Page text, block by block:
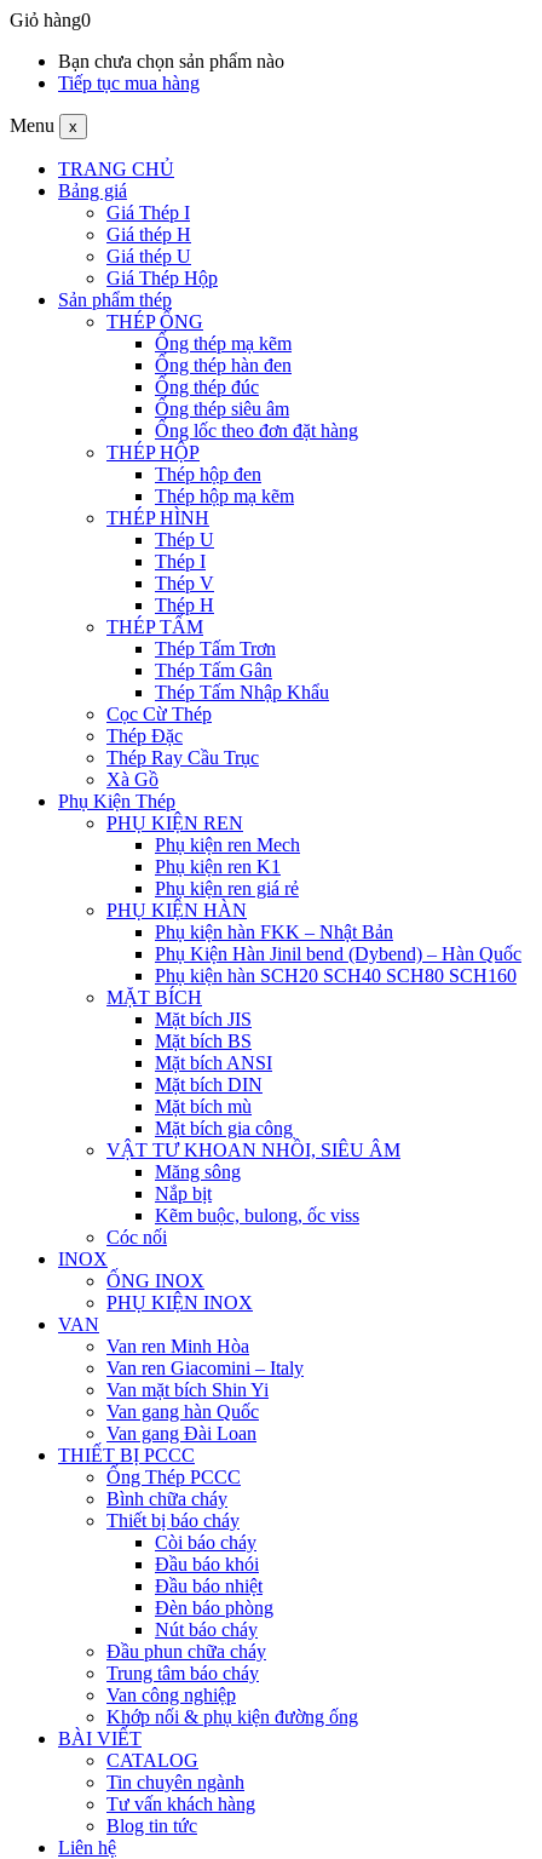
Giỏ hàng0
Bạn chưa chọn sản phẩm nào
Tiếp tục mua hàng
Menu x
TRANG CHỦ
Bảng giá
Giá Thép I
Giá thép H
Giá thép U
Giá Thép Hộp
Sản phẩm thép
THÉP ỐNG
Ống thép mạ kẽm
Ống thép hàn đen
Ống thép đúc
Ống thép siêu âm
Ống lốc theo đơn đặt hàng
THÉP HỘP
Thép hộp đen
Thép hộp mạ kẽm
THÉP HÌNH
Thép U
Thép I
Thép V
Thép H
THÉP TẤM
Thép Tấm Trơn
Thép Tấm Gân
Thép Tấm Nhập Khẩu
Cọc Cừ Thép
Thép Đặc
Thép Ray Cầu Trục
Xà Gồ
Phụ Kiện Thép
PHỤ KIỆN REN
Phụ kiện ren Mech
Phụ kiện ren K1
Phụ kiện ren giá rẻ
PHỤ KIỆN HÀN
Phụ kiện hàn FKK – Nhật Bản
Phụ Kiện Hàn Jinil bend (Dybend) – Hàn Quốc
Phụ kiện hàn SCH20 SCH40 SCH80 SCH160
MẶT BÍCH
Mặt bích JIS
Mặt bích BS
Mặt bích ANSI
Mặt bích DIN
Mặt bích mù
Mặt bích gia công
VẬT TƯ KHOAN NHỒI, SIÊU ÂM
Măng sông
Nắp bịt
Kẽm buộc, bulong, ốc viss
Cóc nối
INOX
ỐNG INOX
PHỤ KIỆN INOX
VAN
Van ren Minh Hòa
Van ren Giacomini – Italy
Van mặt bích Shin Yi
Van gang hàn Quốc
Van gang Đài Loan
THIẾT BỊ PCCC
Ống Thép PCCC
Bình chữa cháy
Thiết bị báo cháy
Còi báo cháy
Đầu báo khói
Đầu báo nhiệt
Đèn báo phòng
Nút báo cháy
Đầu phun chữa cháy
Trung tâm báo cháy
Van công nghiệp
Khớp nối & phụ kiện đường ống
BÀI VIẾT
CATALOG
Tin chuyên ngành
Tư vấn khách hàng
Blog tin tức
Liên hệ